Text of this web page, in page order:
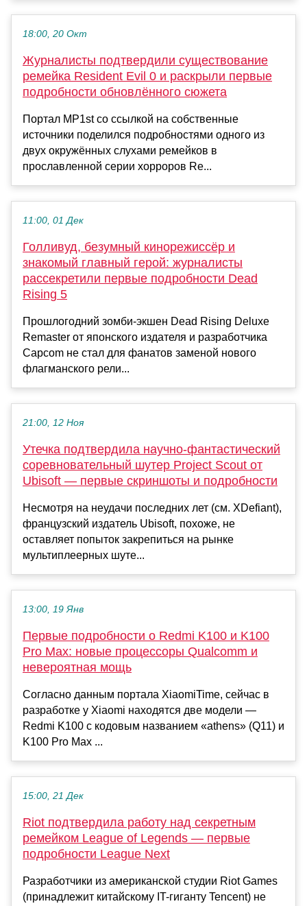
18:00, 20 Окт
Журналисты подтвердили существование
ремейка Resident Evil 0 и раскрыли первые
подробности обновлённого сюжета
Портал MP1st со ссылкой на собственные
источники поделился подробностями одного из
двух окружённых слухами ремейков в
прославленной серии хорроров Re...
11:00, 01 Дек
Голливуд, безумный кинорежиссёр и
знакомый главный герой: журналисты
рассекретили первые подробности Dead
Rising 5
Прошлогодний зомби-экшен Dead Rising Deluxe
Remaster от японского издателя и разработчика
Capcom не стал для фанатов заменой нового
флагманского рели...
21:00, 12 Ноя
Утечка подтвердила научно-фантастический
соревновательный шутер Project Scout от
Ubisoft — первые скриншоты и подробности
Несмотря на неудачи последних лет (см. XDefiant),
французский издатель Ubisoft, похоже, не
оставляет попыток закрепиться на рынке
мультиплеерных шуте...
13:00, 19 Янв
Первые подробности о Redmi K100 и K100
Pro Max: новые процессоры Qualcomm и
невероятная мощь
Согласно данным портала XiaomiTime, сейчас в
разработке у Xiaomi находятся две модели —
Redmi K100 с кодовым названием «athens» (Q11) и
K100 Pro Max ...
15:00, 21 Дек
Riot подтвердила работу над секретным
ремейком League of Legends — первые
подробности League Next
Разработчики из американской студии Riot Games
(принадлежит китайскому IT-гиганту Tencent) не